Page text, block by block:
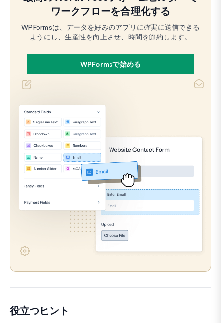
ワークフローを合理化する
WPFormsは、データを好みのアプリに確実に送信できる
ようにし、生産性を向上させ、時間を節約します。
WPFormsで始める
役立つヒント